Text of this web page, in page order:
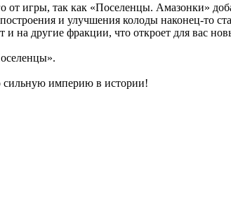
игры, так как «Поселенцы. Амазонки»
и улучшения колоды наконец-то
на другие фракции, что откроет для вас
сильную империю в истории!